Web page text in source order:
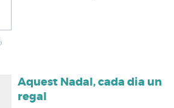
Aquest Nadal, cada dia un
regal